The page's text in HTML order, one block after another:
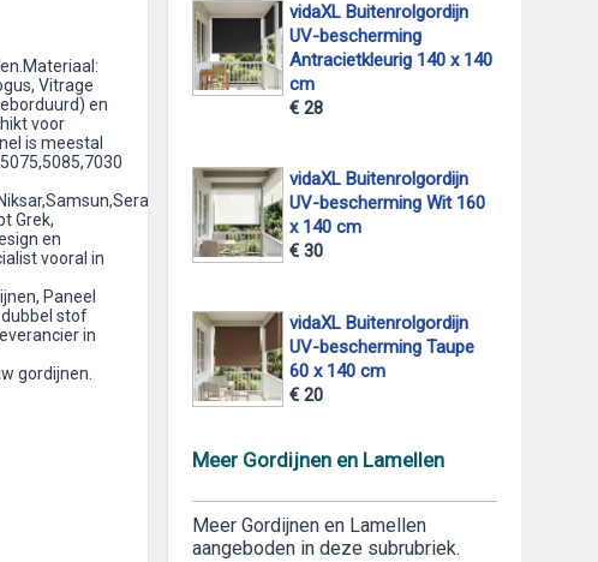
Vitrage
en
voor
is meestal
Grek,
en
vooral in
Paneel
dubbel stof
in
gordijnen.
vidaXL Buitenrolgordijn
UV-bescherming
Antracietkleurig 140 x 140
cm
€ 28
vidaXL Buitenrolgordijn
UV-bescherming Wit 160
x 140 cm
€ 30
vidaXL Buitenrolgordijn
UV-bescherming Taupe
60 x 140 cm
€ 20
Meer Gordijnen en Lamellen
Meer Gordijnen en Lamellen
aangeboden in deze subrubriek.